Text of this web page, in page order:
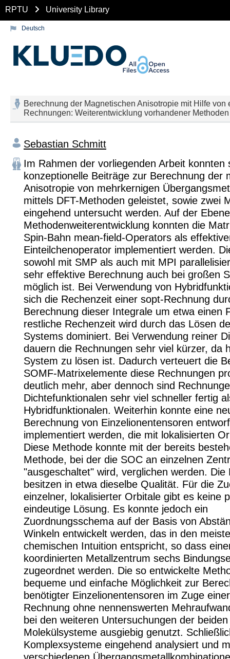
RPTU University Library
Deutsch
Berechnung der Magnetischen Anisotropie mit Hilfe
Rechnungen: Weiterentwicklung vorhandener
Sebastian Schmitt
Im Rahmen der vorliegenden Arbeit konnten
konzeptionelle Beiträge zur Berechnung der
Anisotropie von mehrkernigen
mittels DFT-Methoden geleistet, sowie zwei
eingehend untersucht werden. Auf der
Methodenweiterentwicklung konnten die
Spin-Bahn mean-field-Operators als
Einteilchenoperator implementiert werden.
sowohl mit SMP als auch mit MPI
sehr effektive Berechnung auch bei großen
möglich ist. Bei Verwendung von
sich die Rechenzeit einer sopt-Rechnung
Berechnung dieser Integrale um etwa einen
restliche Rechenzeit wird durch das Lösen
Systems dominiert. Bei Verwendung reiner
dauern die Rechnungen sehr viel kürzer, da
System zu lösen ist. Dadurch verteuert die
SOMF-Matrixelemente diese Rechnungen
deutlich mehr, aber dennoch sind
Dichtefunktionalen sehr viel schneller fertig
Hybridfunktionalen. Weiterhin konnte eine
Berechnung von Einzelionentensoren
implementiert werden, die mit lokalisierten
Diese Methode konnte mit der bereits
Methode, bei der die SOC an einzelnen
"ausgeschaltet" wird, verglichen werden. Die
besitzen in etwa dieselbe Qualität. Für die
einzelner, lokalisierter Orbitale gibt es keine
eindeutige Lösung. Es konnte jedoch ein
Zuordnungsschema auf der Basis von
Winkeln entwickelt werden, das in den
chemischen Intuition entspricht, so dass
koordinierten Metallzentrum sechs
zugeordnet werden. Die so entwickelte
bequeme und einfache Möglichkeit zur
benötigter Einzelionentensoren im Zuge
Rechnung ohne nennenswerten
bei den weiteren Untersuchungen der beiden
Molekülsysteme ausgiebig genutzt.
Komplexsysteme eingehend analysiert und